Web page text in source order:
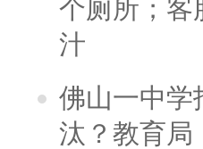
个厕所；客
汁
佛山一中学
汰？教育局